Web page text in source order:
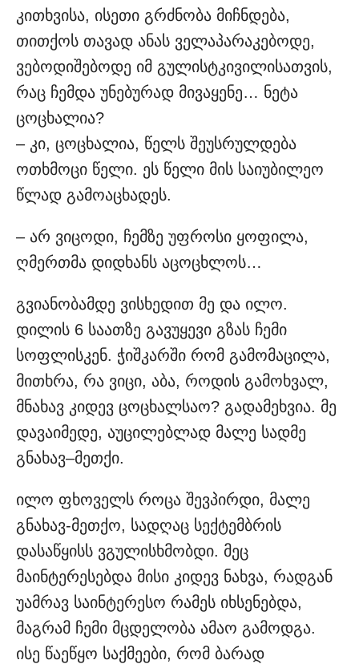
კითხვისა, ისეთი გრძნობა მიჩნდება,
თითქოს თავად ანას ველაპარაკებოდე,
ვებოდიშებოდე იმ გულისტკივილისათვის,
რაც ჩემდა უნებურად მივაყენე… ნეტა
ცოცხალია?
– კი, ცოცხალია, წელს შეუსრულდება
ოთხმოცი წელი. ეს წელი მის საიუბილეო
წლად გამოაცხადეს.
– არ ვიცოდი, ჩემზე უფროსი ყოფილა,
ღმერთმა დიდხანს აცოცხლოს…
გვიანობამდე ვისხედით მე და ილო.
დილის 6 საათზე გავუყევი გზას ჩემი
სოფლისკენ. ჭიშკარში რომ გამომაცილა,
მითხრა, რა ვიცი, აბა, როდის გამოხვალ,
მნახავ კიდევ ცოცხალსაო? გადამეხვია. მე
დავაიმედე, აუცილებლად მალე სადმე
გნახავ–მეთქი.
ილო ფხოველს როცა შევპირდი, მალე
გნახავ-მეთქო, სადღაც სექტემბრის
დასაწყისს ვგულისხმობდი. მეც
მაინტერესებდა მისი კიდევ ნახვა, რადგან
უამრავ საინტერესო რამეს იხსენებდა,
მაგრამ ჩემი მცდელობა ამაო გამოდგა.
ისე წაეწყო საქმეები, რომ ბარად